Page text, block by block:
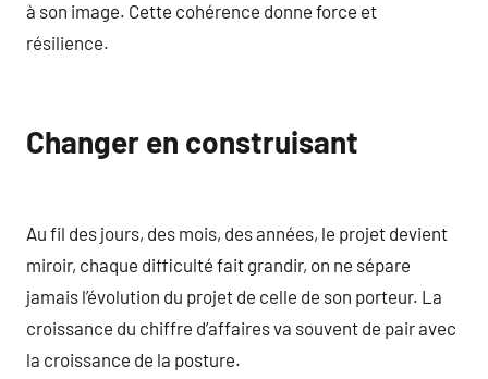
à son image. Cette cohérence donne force et
résilience.
Changer en construisant
Au fil des jours, des mois, des années, le projet devient
miroir, chaque difficulté fait grandir, on ne sépare
jamais l’évolution du projet de celle de son porteur. La
croissance du chiffre d’affaires va souvent de pair avec
la croissance de la posture.